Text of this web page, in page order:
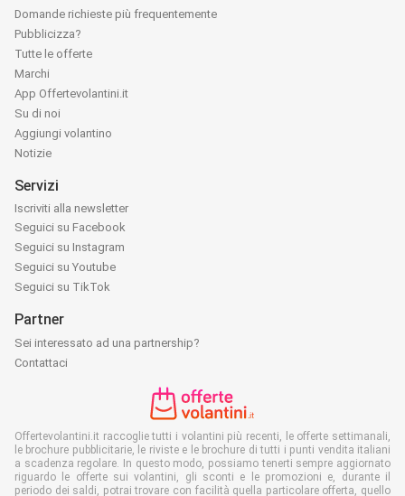
Domande richieste più frequentemente
Pubblicizza?
Tutte le offerte
Marchi
App Offertevolantini.it
Su di noi
Aggiungi volantino
Notizie
Servizi
Iscriviti alla newsletter
Seguici su Facebook
Seguici su Instagram
Seguici su Youtube
Seguici su TikTok
Partner
Sei interessato ad una partnership?
Contattaci
Offertevolantini.it raccoglie tutti i volantini più recenti, le offerte settimanali,
le brochure pubblicitarie, le riviste e le brochure di tutti i punti vendita italiani
a scadenza regolare. In questo modo, possiamo tenerti sempre aggiornato
riguardo le offerte sui volantini, gli sconti e le promozioni e, durante il
periodo dei saldi, potrai trovare con facilità quella particolare offerta, quello